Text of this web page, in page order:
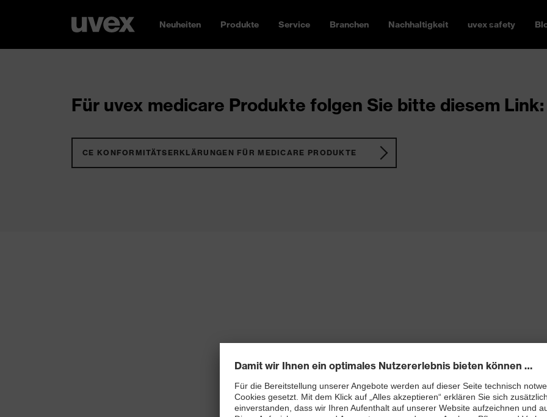
Neuheiten Produkte Service Branchen Nachhaltigkeit uvex safety
Für uvex medicare Produkte folgen Sie bitte diesem Link:
CE KONFORMITÄTSERKLÄRUNGEN FÜR MEDICARE PRODUKTE